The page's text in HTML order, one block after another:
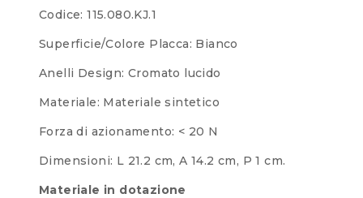
Codice: 115.080.KJ.1
Superficie/Colore Placca: Bianco
Anelli Design: Cromato lucido
Materiale: Materiale sintetico
Forza di azionamento: < 20 N
Dimensioni: L 21.2 cm, A 14.2 cm, P 1 cm.
Materiale in dotazione